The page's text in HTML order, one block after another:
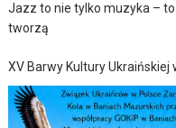
Jazz to nie tylko muzyka –
tworzą
XV Barwy Kultury